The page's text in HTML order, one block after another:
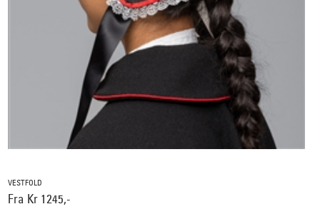
VESTFOLD
Fra Kr 1245,-